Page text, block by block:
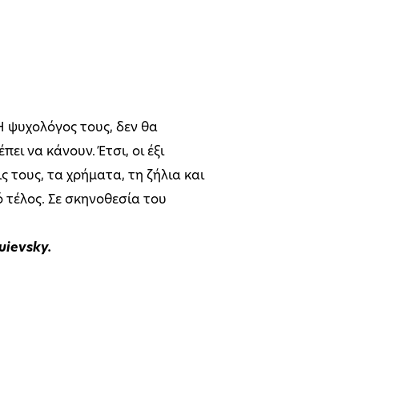
ψυχολόγος τους, δεν θα
να κάνουν. Έτσι, οι έξι
τους, τα χρήματα, τη ζήλια και
Σε σκηνοθεσία του